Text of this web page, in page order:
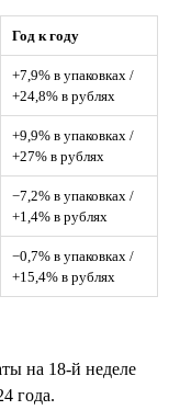
Год к году
+7,9% в упаковках /
+24,8% в рублях
+9,9% в упаковках /
+27% в рублях
−7,2% в упаковках /
+1,4% в рублях
−0,7% в упаковках /
+15,4% в рублях
на 18-й неделе
года.